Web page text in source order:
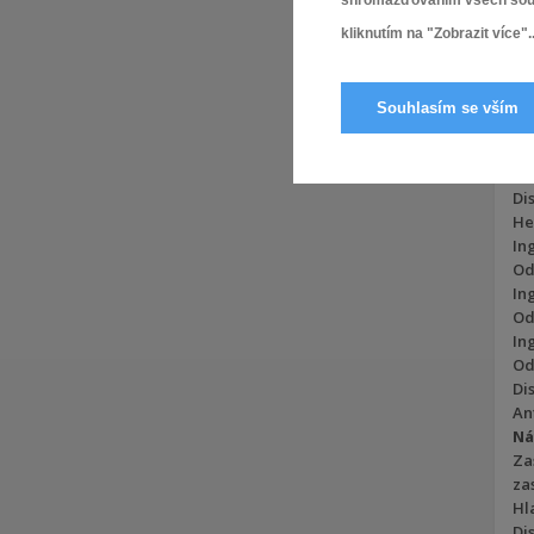
kliknutím na "Zobrazit
Souhlasím se vším